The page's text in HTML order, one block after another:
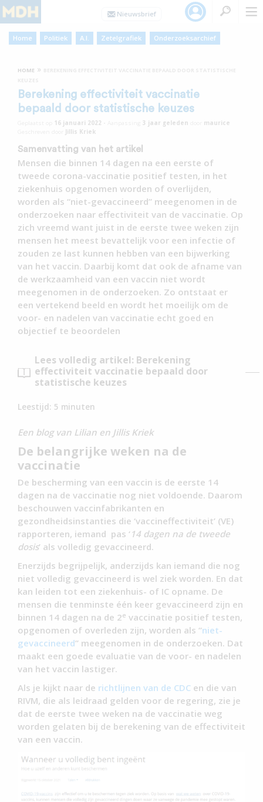
Home Politiek A.I. Zetelgrafiek Onderzoeksarchief
HOME »
Berekening effectiviteit vaccinatie
bepaald door statistische keuzes
16 januari 2022 3 jaar geleden
maurice
Jillis Kriek
Samenvatting van het artikel
Mensen die binnen 14 dagen na een eerste of
tweede corona-vaccinatie positief testen, in het
ziekenhuis opgenomen worden of overlijden,
worden als “niet-gevaccineerd” meegenomen in de
onderzoeken naar effectiviteit van de vaccinatie. Op
zich vreemd want juist in de eerste twee weken zijn
mensen het meest bevattelijk voor een infectie of
zouden ze last kunnen hebben van een bijwerking
van het vaccin. Daarbij komt dat ook de afname van
de werkzaamheid van een vaccin niet wordt
meegenomen in de onderzoeken. Zo ontstaat er
een vertekend beeld en wordt het moeilijk om de
voor- en nadelen van vaccinatie echt goed en
objectief te beoordelen
Lees volledig artikel: Berekening
effectiviteit vaccinatie bepaald door
statistische keuzes
Leestijd: 5 minuten
Een blog van Lilian en Jillis Kriek
De belangrijke weken na de
vaccinatie
De bescherming van een vaccin is de eerste 14
dagen na de vaccinatie nog niet voldoende. Daarom
beschouwen vaccinfabrikanten en
gezondheidsinstanties die ‘vaccineffectiviteit’ (VE)
rapporteren, iemand pas ‘ 14 dagen na de tweede
dosis’ als volledig gevaccineerd.
Enerzijds begrijpelijk, anderzijds kan iemand die nog
niet volledig gevaccineerd is wel ziek worden. En dat
kan leiden tot een ziekenhuis- of IC opname. De
mensen die tenminste één keer gevaccineerd zijn en
binnen 14 dagen na de 2e vaccinatie positief testen,
opgenomen of overleden zijn, worden als “niet-
gevaccineerd” meegenomen in de onderzoeken. Dat
maakt een goede evaluatie van de voor- en nadelen
van het vaccin lastiger.
Als je kijkt naar de richtlijnen van de CDC en die van
RIVM, die als leidraad gelden voor de regering, zie je
dat de eerste twee weken na de vaccinatie weg
worden gelaten bij de berekening van de effectiviteit
van een vaccin.